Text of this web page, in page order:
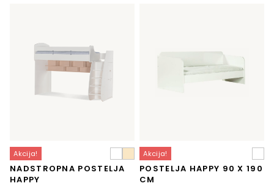
Akcija!
NADSTROPNA POSTELJA
HAPPY
Akcija!
POSTELJA HAPPY 90 X 190
CM